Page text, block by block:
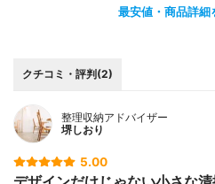
最安値・商品詳細
クチコミ・評判(2)
整理収納アドバイザー
堺しおり
5.00